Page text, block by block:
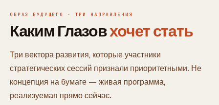
ОБРАЗ БУДУЩЕГО · ТРИ НАПРАВЛЕНИЯ
Каким Глазовхочет стать
Три вектора развития, которые участники
стратегических сессий признали приоритетными. Не
концепция на бумаге — живая программа,
реализуемая прямо сейчас.